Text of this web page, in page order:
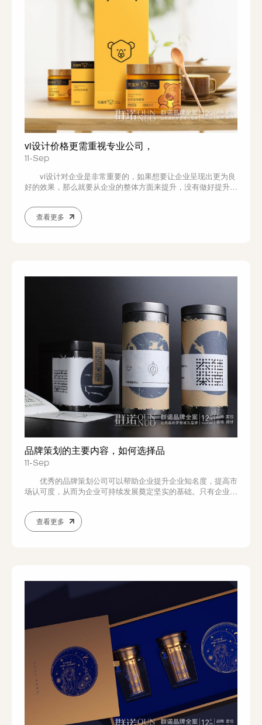
vi设计价格更需重视专业公司，
11-Sep
vi设计对企业是非常重要的，如果想要让企业呈现出更为良
好的效果，那么就要从企业的整体方面来提升，没有做好提升的
呈现出更好的效果必然就要重视各个方面，其中vi设计也是非常
重要的一个环节，这个设计能更好的呈现出企业内部的各个方
面，进而也能让企业在市场上得到更好的宣...
查看更多
品牌策划的主要内容，如何选择品
11-Sep
优秀的品牌策划公司可以帮助企业提升企业知名度，提高市
场认可度，从而为企业可持续发展奠定坚实的基础。只有企业拥
消费者的认知度才会更高，有助于提升企业的市场竞争力。
一套完整的品牌策划一般包括一下几点： 1、市场调研阶
段 此阶段需要了解市场的需求，并合理分析...
查看更多